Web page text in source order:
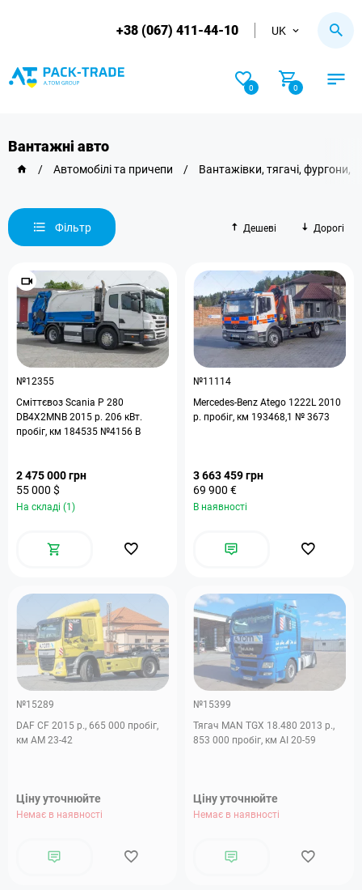
+38 (067) 411-44-10 UK
0 0
Вантажні авто
/ Автомобілі та причепи / Вантажівки, тягачі, фургони,
Фільтр Дешеві Дорогі
№12355
Сміттєвоз Scania P 280
DB4X2MNB 2015 р. 206 кВт.
пробіг, км 184535 №4156 B
2 475 000 грн
55 000 $
На складі (1)
№11114
Mercedes-Benz Atego 1222L 2010
р. пробіг, км 193468,1 № 3673
3 663 459 грн
69 900 €
В наявності
№15289
DAF CF 2015 р., 665 000 пробіг,
км АМ 23-42
Ціну уточнюйте
Немає в наявності
№15399
Тягач MAN TGX 18.480 2013 р.,
853 000 пробіг, км АІ 20-59
Ціну уточнюйте
Немає в наявності